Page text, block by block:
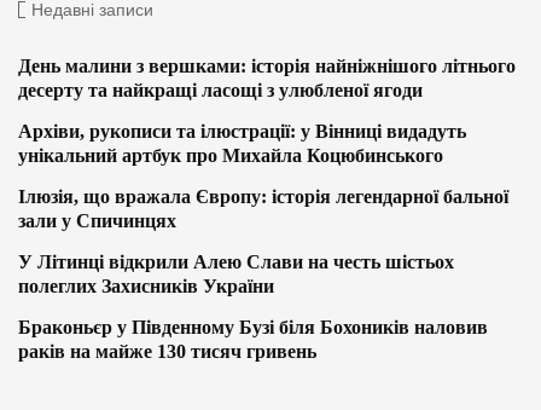
Недавні записи
День малини з вершками: історія найніжнішого літнього
десерту та найкращі ласощі з улюбленої ягоди
Архіви, рукописи та ілюстрації: у Вінниці видадуть
унікальний артбук про Михайла Коцюбинського
Ілюзія, що вражала Європу: історія легендарної бальної
зали у Спичинцях
У Літинці відкрили Алею Слави на честь шістьох
полеглих Захисників України
Браконьєр у Південному Бузі біля Бохоників наловив
раків на майже 130 тисяч гривень